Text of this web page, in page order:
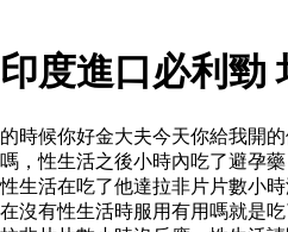
印度進口必利勁
的時候你好金大夫今天你給我開
嗎，性生活之後小時內吃了避孕
性生活在吃了他達拉非片片數小
在沒有性生活時服用有用嗎就是